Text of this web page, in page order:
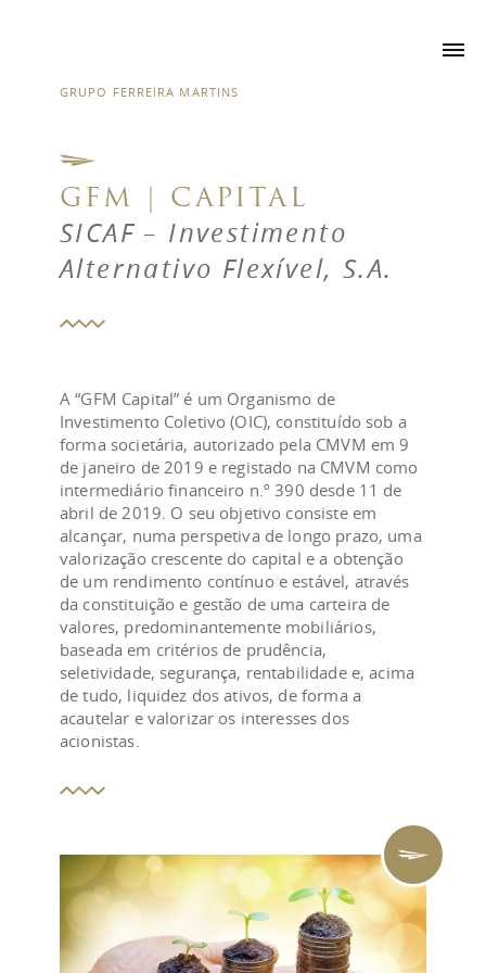
GRUPO FERREIRA MARTINS
GFM | CAPITAL
SICAF – Investimento
Alternativo Flexível, S.A.
A “GFM Capital” é um Organismo de
Investimento Coletivo (OIC), constituído sob a
forma societária, autorizado pela CMVM em 9
de janeiro de 2019 e registado na CMVM como
intermediário financeiro n.º 390 desde 11 de
abril de 2019. O seu objetivo consiste em
alcançar, numa perspetiva de longo prazo, uma
valorização crescente do capital e a obtenção
de um rendimento contínuo e estável, através
da constituição e gestão de uma carteira de
valores, predominantemente mobiliários,
baseada em critérios de prudência,
seletividade, segurança, rentabilidade e, acima
de tudo, liquidez dos ativos, de forma a
acautelar e valorizar os interesses dos
acionistas.